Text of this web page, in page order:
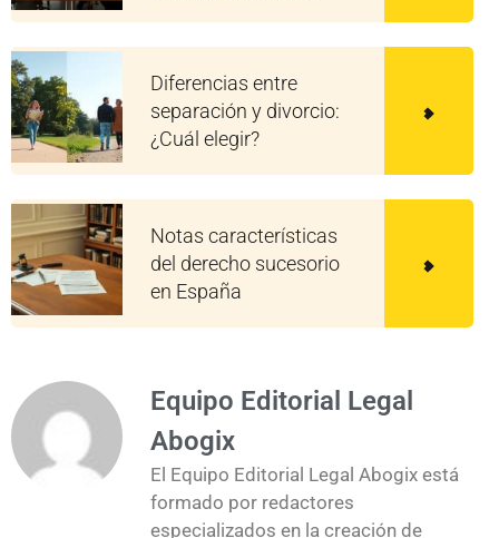
Diferencias entre
separación y divorcio:
¿Cuál elegir?
Notas características
del derecho sucesorio
en España
Equipo Editorial Legal
Abogix
El Equipo Editorial Legal Abogix está
formado por redactores
especializados en la creación de